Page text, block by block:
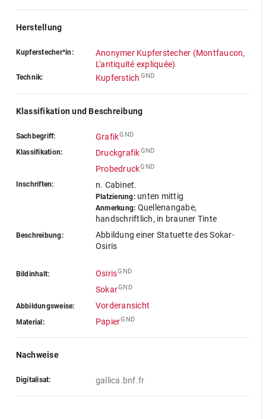
Herstellung
Kupferstecher*in:
Anonymer Kupferstecher (Montfaucon,
L'antiquité expliquée)
Technik: Kupferstich GND
Klassifikation und Beschreibung
Sachbegriff: GrafikGND
Klassifikation: DruckgrafikGND
ProbedruckGND
Inschriften: n. Cabinet.
Platzierung:unten mittig
Anmerkung: Quellenangabe,
handschriftlich, in brauner Tinte
Beschreibung:
Abbildung einer Statuette des Sokar-
Osiris
Bildinhalt: OsirisGND
SokarGND
Abbildungsweise: Vorderansicht
Material: PapierGND
Nachweise
Digitalisat: gallica.bnf.fr